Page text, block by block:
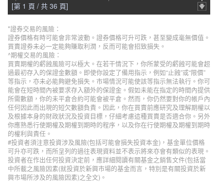
[第 1 頁 / 共 36 頁]
*證券交易的風險：
證券價格有時可能會非常波動。證券價格可升可跌，甚至變成毫無價值。
買賣證券未必一定能夠賺取利潤，反而可能會招致損失。
^期權交易的風險：
買賣期權的虧蝕風險可以極大。在若干情況下，你所蒙受的虧蝕可能會超
過最初存入的保證金數額。即使你設定了備用指示，例如“止蝕”或“限價”
等指示，亦未必能夠避免損失。市場情況可能使該等指示無法執行。你可
能會在短時間內被要求存入額外的保證金。假如未能在指定的時間內提供
所需數額，你的未平倉合約可能會被平倉。然而，你仍然要對你的帳戶內
任何因此而出現的短欠數額負責。因此，你在買賣前應研究及理解期權以
及根據本身的財政狀況及投資目標，仔細考慮這種買賣是否適合你。另外
你應熟悉行使期權及期權到期時的程序，以及你在行使期權及期權到期時
的權利與責任。
#投資者須注意投資涉及風險(包括可能會損失投資本金)，基金單位價格
可升亦可跌，而所呈列的過往表現資料並不表示將來亦會有類似的表現。
投資者在作出任何投資決定前，應詳細閱讀有關基金之銷售文件(包括當
中所載之風險因素(就投資於新興市場的基金而言，特別是有關投資於新
興市場所涉及的風險因素)之全文)。